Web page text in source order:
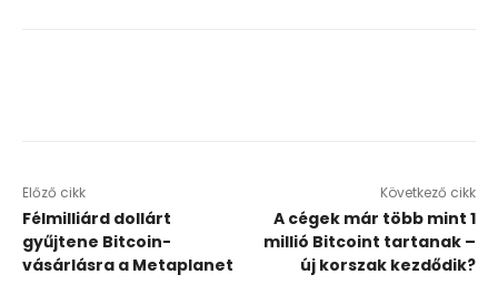
Előző cikk
Félmilliárd dollárt
gyűjtene Bitcoin-
vásárlásra a Metaplanet
Következő cikk
A cégek már több mint 1
millió Bitcoint tartanak –
új korszak kezdődik?